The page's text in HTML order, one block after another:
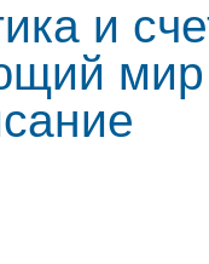
и
мир